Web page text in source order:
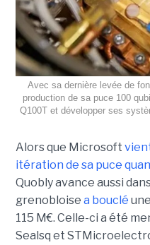
Avec sa dernière levée de
production de sa puce 100
Q100T et développer ses
Alors que Microsoft
itération de sa puce
Quobly avance aussi
grenobloise a bouclé
115 M€. Celle-ci a été
Sealsq et